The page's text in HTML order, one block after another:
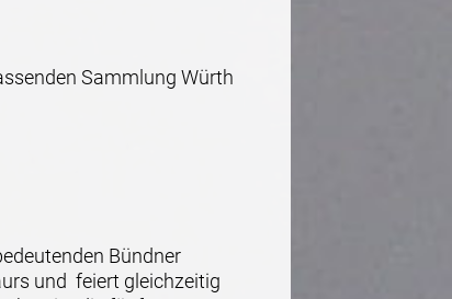
Sammlung Würth
Bündner
und feiert gleichzeitig